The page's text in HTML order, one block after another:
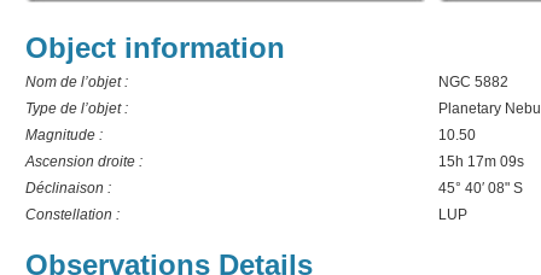
Object information
Nom de l’objet :
NGC 5882
Type de l’objet :
Planetary
Magnitude :
10.50
Ascension droite :
15h 17m 09s
Déclinaison :
45° 40′ 08" S
Constellation :
LUP
Observations Details